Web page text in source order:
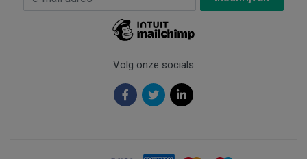
Volg onze socials